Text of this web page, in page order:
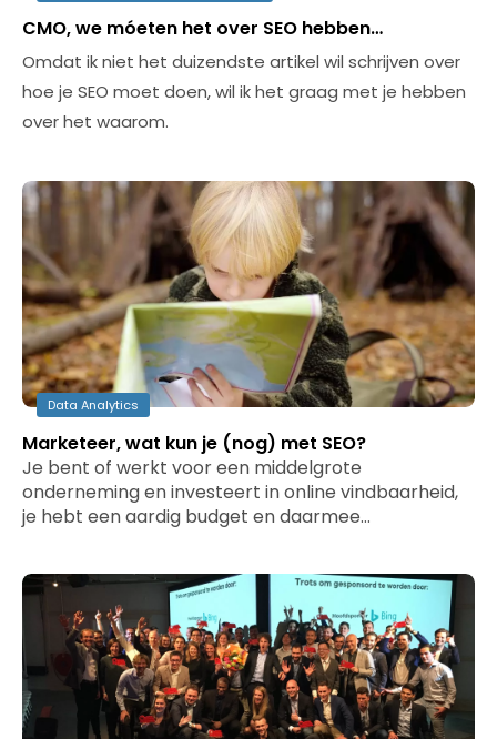
CMO, we móeten het over SEO hebben…
Omdat ik niet het duizendste artikel wil schrijven over
hoe je SEO moet doen, wil ik het graag met je hebben
over het waarom.
Data Analytics
Marketeer, wat kun je (nog) met SEO?
Je bent of werkt voor een middelgrote
onderneming en investeert in online vindbaarheid,
je hebt een aardig budget en daarmee…